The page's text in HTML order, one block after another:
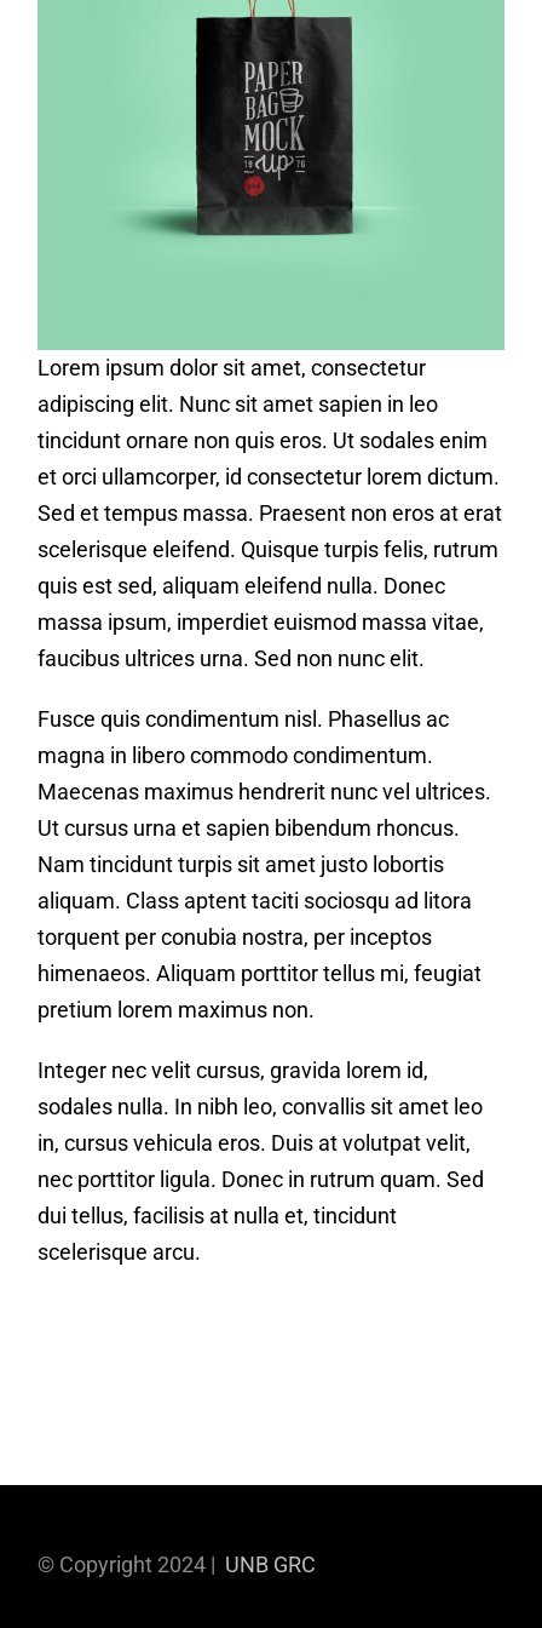
Lorem ipsum dolor sit amet, consectetur
adipiscing elit. Nunc sit amet sapien in leo
tincidunt ornare non quis eros. Ut sodales enim
et orci ullamcorper, id consectetur lorem dictum.
Sed et tempus massa. Praesent non eros at erat
scelerisque eleifend. Quisque turpis felis, rutrum
quis est sed, aliquam eleifend nulla. Donec
massa ipsum, imperdiet euismod massa vitae,
faucibus ultrices urna. Sed non nunc elit.
Fusce quis condimentum nisl. Phasellus ac
magna in libero commodo condimentum.
Maecenas maximus hendrerit nunc vel ultrices.
Ut cursus urna et sapien bibendum rhoncus.
Nam tincidunt turpis sit amet justo lobortis
aliquam. Class aptent taciti sociosqu ad litora
torquent per conubia nostra, per inceptos
himenaeos. Aliquam porttitor tellus mi, feugiat
pretium lorem maximus non.
Integer nec velit cursus, gravida lorem id,
sodales nulla. In nibh leo, convallis sit amet leo
in, cursus vehicula eros. Duis at volutpat velit,
nec porttitor ligula. Donec in rutrum quam. Sed
dui tellus, facilisis at nulla et, tincidunt
scelerisque arcu.
© Copyright 2024 | UNB GRC